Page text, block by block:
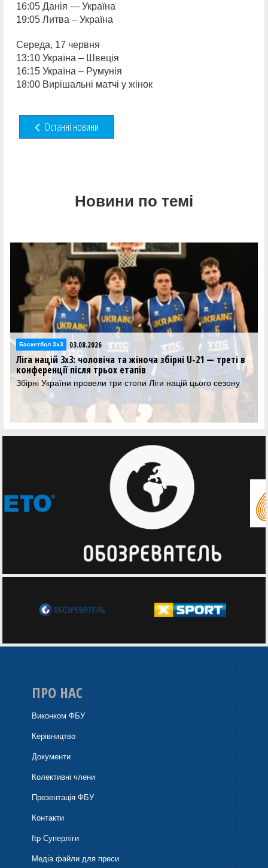
16:05 Данія — Україна
19:05 Литва – Україна
Середа, 17 червня
13:10 Україна – Швеція
16:15 Україна – Румунія
18:00 Вирішальні матчі у жінок
Останні новини
Новини по темі
Баскетбол 3х3 03.08.2026
Ліга націй 3х3: чоловіча та жіноча збірні U-21 — треті в
конференції після трьох етапів
Збірні України провели три стопи Ліги націй цього сезону
ПРО НАС
Виконком ФБУ
Керівництво
Документи
Колективні члени
Презентація ФБУ
Контакти
ftp Суперліги
Медіа файли для преси